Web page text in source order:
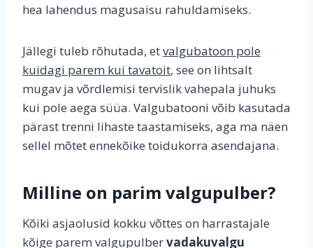
hea lahendus magusaisu rahuldamiseks.
Jällegi tuleb rõhutada, etvalgubatoon pole
kuidagi parem kui tavatoit, see on lihtsalt
mugav ja võrdlemisi tervislik vahepala juhuks
kui pole aega süüa. Valgubatooni võib kasutada
pärast trenni lihaste taastamiseks, aga ma näen
sellel mõtet ennekõike toidukorra asendajana.
Milline on parim valgupulber?
Kõiki asjaolusid kokku võttes on harrastajale
kõige parem valgupulbervadakuvalgu